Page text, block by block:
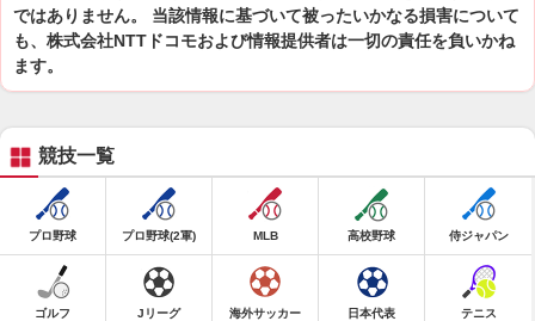
ではありません。 当該情報に基づいて被ったいかなる損害について
も、株式会社NTTドコモおよび情報提供者は一切の責任を負いかね
ます。
競技一覧
プロ野球 プロ野球(2軍) MLB 高校野球 侍ジャパン
ゴルフ Jリーグ 海外サッカー 日本代表 テニス